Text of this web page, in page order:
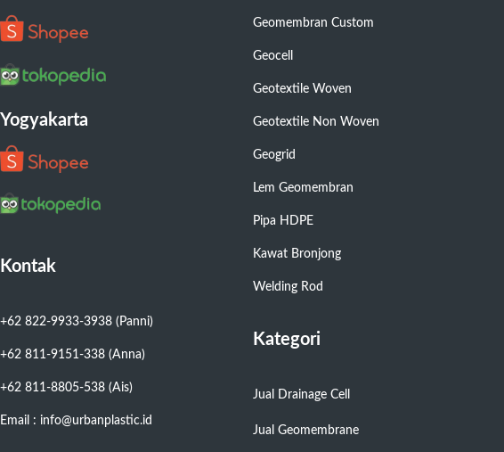
Yogyakarta
Kontak
+62 822-9933-3938 (Panni)
+62 811-9151-338 (Anna)
+62 811-8805-538 (Ais)
Email : info@urbanplastic.id
Geomembran Custom
Geocell
Geotextile Woven
Geotextile Non Woven
Geogrid
Lem Geomembran
Pipa HDPE
Kawat Bronjong
Welding Rod
Kategori
Jual Drainage Cell
Jual Geomembrane